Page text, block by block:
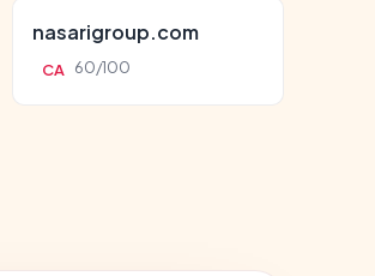
nasarigroup.com
CA 60/100